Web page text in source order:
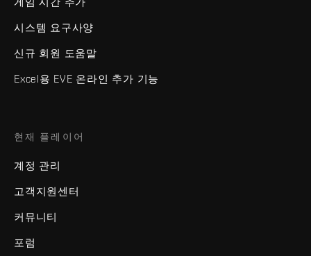
시스템 요구사양
신규 회원 도움말
Excel용 EVE 온라인 추가 기능
현재 플레이어
계정 관리
고객지원센터
커뮤니티
포럼